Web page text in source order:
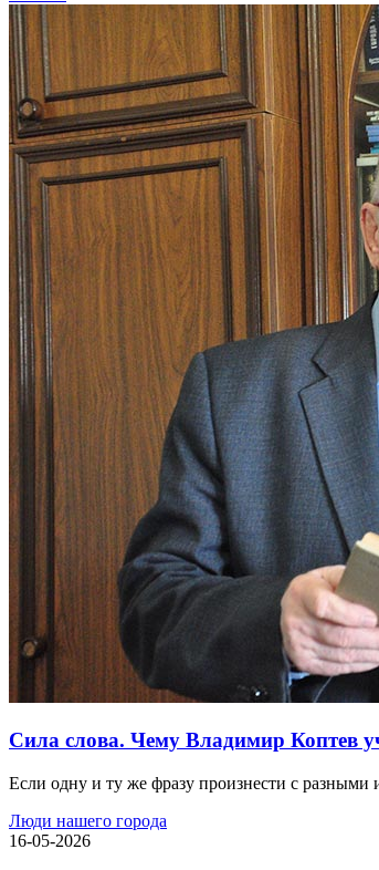
Сила слова. Чему Владимир Коптев
Если одну и ту же фразу произнести с разными
Люди нашего города
16-05-2026